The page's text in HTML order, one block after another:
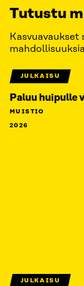
Tutustu
Kasvuavaukset
JULKAISU
Paluu huipulle
MUISTIO
2026
JULKAISU